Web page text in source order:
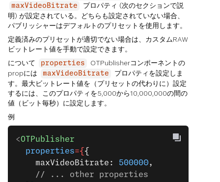
maxVideoBitrate
プロパティ (次のセクションで説
明) が設定されている。どちらも設定されていない場合、
パブリッシャーはデフォルトのプリセットを使用します。
定義済みのプリセットが適切でない場合は、カスタムRAW
ビットレート値を手動で設定できます。
について
properties
OTPublisherコンポーネントの
propには
maxVideoBitrate
プロパティを設定しま
す。最大ビットレート値を（プリセットの代わりに）設定
するには、このプロパティを5,000から10,000,000の間の
値（ビット毎秒）に設定します。
例
<OTPublisher
  properties
={ {
    maxVideoBitrate:
500000,
    // ... other properties